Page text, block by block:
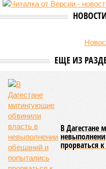
Министерство транспорта
актуальную сводку о ходе
Согласно официальным
службам удалось
на 17 ранее пострадавших
транспортной блокаде.
Напомним, что мощнейшие
нанесли колоссальный
результате чего на пике
внешним миром оказались
цифра сократилась до 23,
ведомстве фиксируют